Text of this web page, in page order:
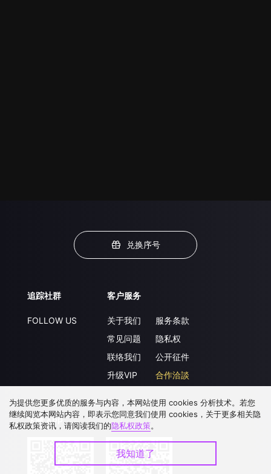
兑换序号
追踪社群
FOLLOW US
客户服务
关于我们
常见问题
联络我们
升级VIP
服务条款
隐私权
公开征件
合作洽談
下载 APP
为提供您更多优质的服务与内容，本网站使用 cookies 分析技术。若您
继续阅览本网站内容，即表示您同意我们使用 cookies，关于更多相关隐
私权政策资讯，请阅读我们的隐私权政策。
我知道了